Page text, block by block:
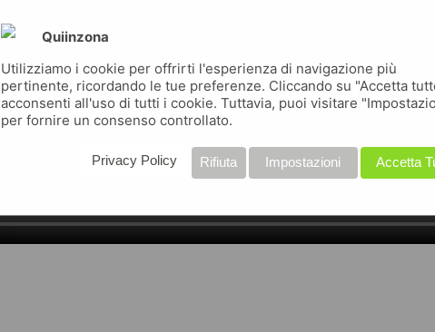
Quiinzona
Utilizziamo i cookie per offrirti l'esperienza di navigazione più
pertinente, ricordando le tue preferenze. Cliccando su "Accetta
acconsenti all'uso di tutti i cookie. Tuttavia, puoi visitare
per fornire un consenso controllato.
Accetta
Impostazioni
Rifiuta
Privacy Policy